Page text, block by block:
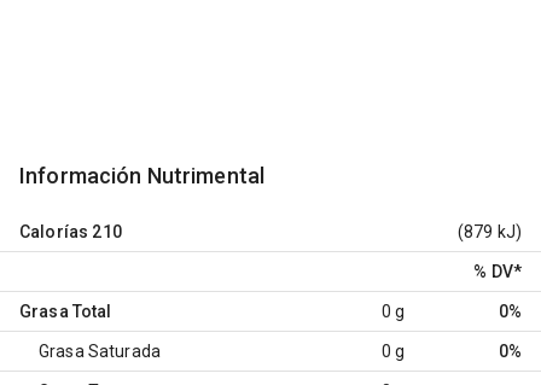
Información Nutrimental
Calorías 210 (879 kJ)
% DV*
Grasa Total 0 g 0%
Grasa Saturada 0 g 0%